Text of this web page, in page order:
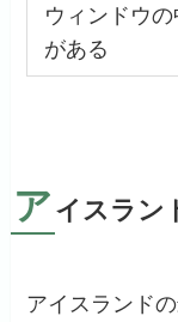
ウィンドウ
がある
ア イスラン
アイスランド